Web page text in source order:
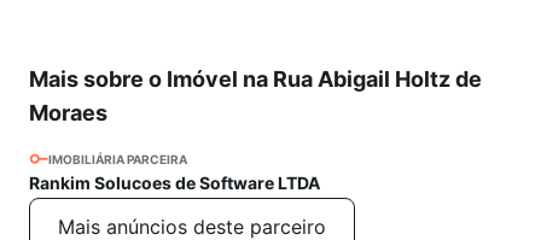
Mais sobre o Imóvel na Rua Abigail Holtz de
Moraes
IMOBILIÁRIA PARCEIRA
Rankim Solucoes de Software LTDA
Mais anúncios deste parceiro